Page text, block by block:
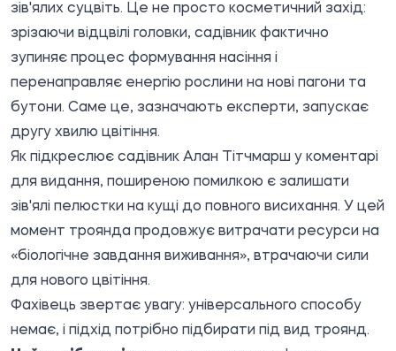
зів'ялих суцвіть. Це не просто косметичний захід:
зрізаючи відцвілі головки, садівник фактично
зупиняє процес формування насіння і
перенаправляє енергію рослини на нові пагони та
бутони. Саме це, зазначають експерти, запускає
другу хвилю цвітіння.
Як підкреслює садівник Алан Тітчмарш у коментарі
для видання, поширеною помилкою є залишати
зів'ялі пелюстки на кущі до повного висихання. У цей
момент троянда продовжує витрачати ресурси на
«біологічне завдання виживання», втрачаючи сили
для нового цвітіння.
Фахівець звертає увагу: універсального способу
немає, і підхід потрібно підбирати під вид троянд.